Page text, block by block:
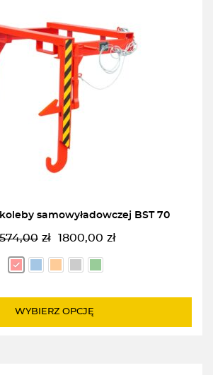
samowyładowczej BST 70
zł
Pierwotna
cena
wynosiła:
1800,00 zł
Aktualna
cena
wynosi:
WYBIERZ OPCJĘ